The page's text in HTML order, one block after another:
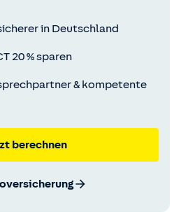
in Deutschland
20 % sparen
& kompetente
berechnen